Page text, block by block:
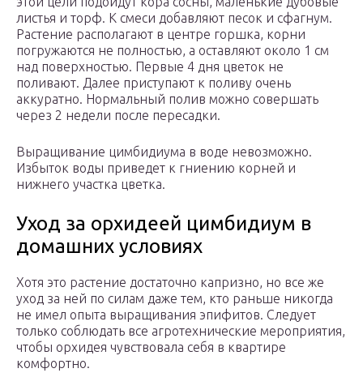
листья и торф. К смеси добавляют песок и сфагнум.
Растение располагают в центре горшка, корни
погружаются не полностью, а оставляют около 1 см
над поверхностью. Первые 4 дня цветок не
поливают. Далее приступают к поливу очень
аккуратно. Нормальный полив можно совершать
через 2 недели после пересадки.
Выращивание цимбидиума в воде невозможно.
Избыток воды приведет к гниению корней и
нижнего участка цветка.
Уход за орхидеей цимбидиум в
домашних условиях
Хотя это растение достаточно капризно, но все же
уход за ней по силам даже тем, кто раньше никогда
не имел опыта выращивания эпифитов. Следует
только соблюдать все агротехнические мероприятия,
чтобы орхидея чувствовала себя в квартире
комфортно.